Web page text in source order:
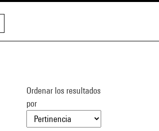
Ordenar los resultados
por